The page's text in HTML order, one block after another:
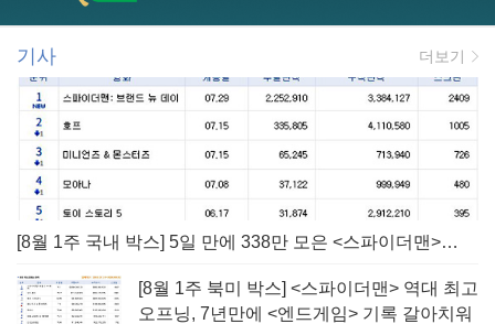
기사 더보기
[8월 1주 국내 박스] 5일 만에 338만 모은 <스파이더맨> 극장가 235% 대반등, <호프>는 400만 돌파
[8월 1주 북미 박스] <스파이더맨> 역대 최고
오프닝, 7년만에 <엔드게임> 기록 갈아치워